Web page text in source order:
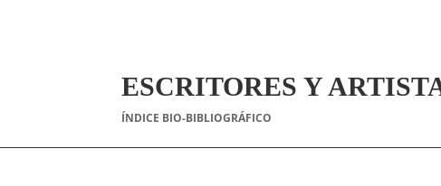
ESCRITORES Y
ÍNDICE BIO-BIBLIOGRÁFICO